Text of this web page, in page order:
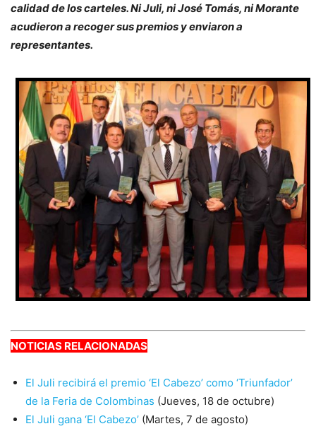
calidad de los carteles. Ni Juli, ni José Tomás, ni Morante
acudieron a recoger sus premios y enviaron a
representantes.
NOTICIAS RELACIONADAS
El Juli recibirá el premio ‘El Cabezo’ como ‘Triunfador’
de la Feria de Colombinas (Jueves, 18 de octubre)
El Juli gana ‘El Cabezo’ (Martes, 7 de agosto)